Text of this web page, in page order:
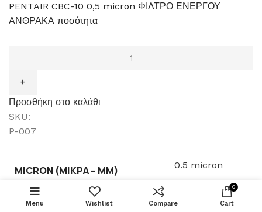
PENTAIR CBC-10 0,5 micron ΦΙΛΤΡΟ ΕΝΕΡΓΟΥ
ΑΝΘΡΑΚΑ ποσότητα
Προσθήκη στο καλάθι
SKU:
P-007
MICRON (ΜΙΚΡΆ – ΜM) 0.5 micron
Pentair
ΑΝΤΛΙΑ ΝΕΡΟΥ
ΟΣΜΩΣΗΣ 50-
75-100 GPD
€
BUY NOW
Menu Wishlist Compare
0
Cart